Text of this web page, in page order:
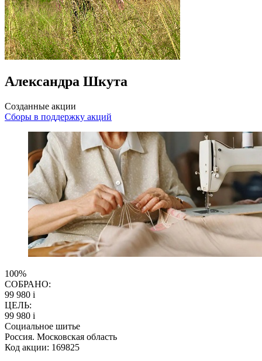
Александра Шкута
Созданные акции
Сборы в поддержку акций
100%
СОБРАНО:
99 980 i
ЦЕЛЬ:
99 980 i
Социальное шитье
Россия. Московская область
Код акции: 169825